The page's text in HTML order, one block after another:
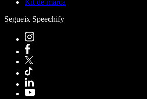
Segueix Speechify